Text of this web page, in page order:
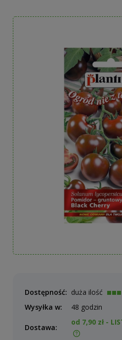
Dostępność: duża ilość
Wysyłka w:
48 godzin
Dostawa:
od 7,90 zł -